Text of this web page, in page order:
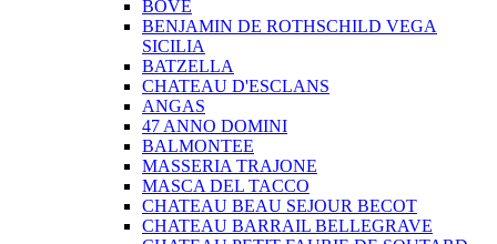
BOVE
BENJAMIN DE ROTHSCHILD VEGA
SICILIA
BATZELLA
CHATEAU D'ESCLANS
ANGAS
47 ANNO DOMINI
BALMONTEE
MASSERIA TRAJONE
MASCA DEL TACCO
CHATEAU BEAU SEJOUR BECOT
CHATEAU BARRAIL BELLEGRAVE